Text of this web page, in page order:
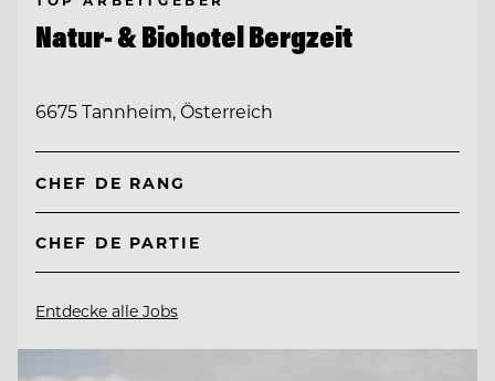
Natur- & Biohotel Bergzeit
6675 Tannheim, Österreich
CHEF DE RANG
CHEF DE PARTIE
Entdecke alle Jobs